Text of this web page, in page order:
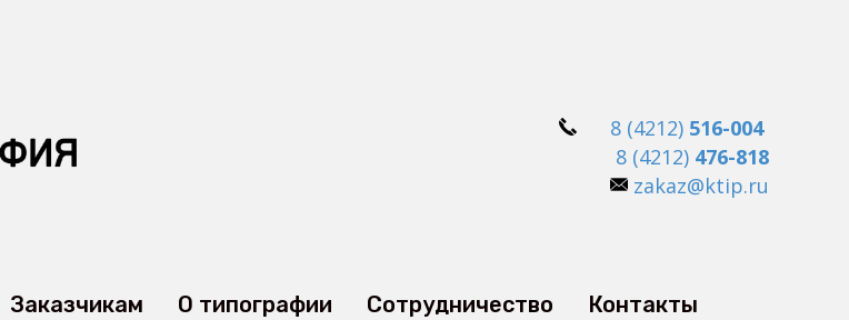
8 (4212) 516-004
8 (4212) 476-818
zakaz@ktip.ru
Заказчикам О типографии Сотрудничество Контакты